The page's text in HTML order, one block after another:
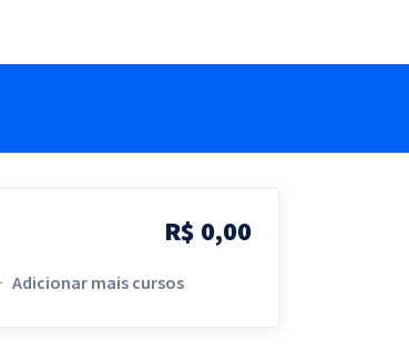
R$ 0,00
Adicionar mais cursos